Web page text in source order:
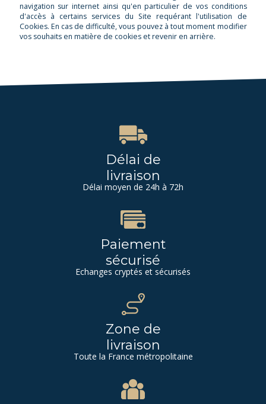
navigation sur internet ainsi qu'en particulier de vos conditions
d'accès à certains services du Site requérant l'utilisation de
Cookies. En cas de difficulté, vous pouvez à tout moment modifier
vos souhaits en matière de cookies et revenir en arrière.
Délai de
livraison
Délai moyen de 24h à 72h
Paiement
sécurisé
Echanges cryptés et sécurisés
Zone de
livraison
Toute la France métropolitaine